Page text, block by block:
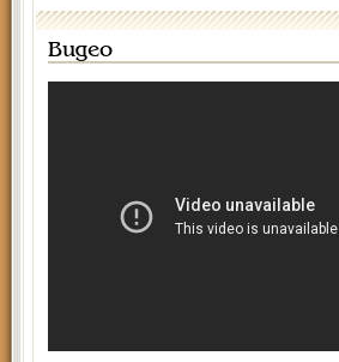
Видео